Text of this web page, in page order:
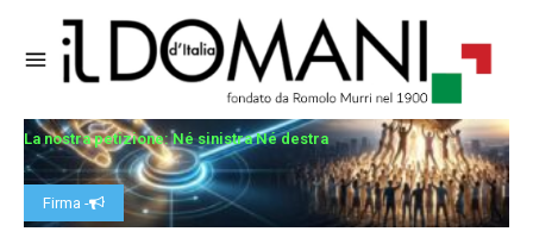
La nostra petizione: Né sinistra Né destra
Firma -